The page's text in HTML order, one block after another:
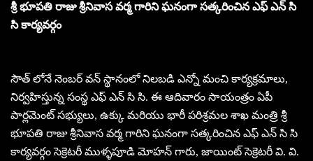
శ్రీ భూపతి రాజు శ్రీనివాస వర్మ గారిని ఘనంగా సత్కరించిన ఎఫ్ ఎన్ సి
సి కార్యవర్గం
సౌత్ లోనే నెంబర్ వన్ స్థానంలో నిలబడి ఎన్నో మంచి కార్యక్రమాలు,
నిర్వహిస్తున్న సంస్థ ఎఫ్ ఎన్ సి సి. ఈ ఆదివారం సాయంత్రం ఏపీ
పార్లమెంట్ సభ్యులు, ఉక్కు మరియు భారీ పరిశ్రమల శాఖ మంత్రి శ్రీ
భూపతి రాజు శ్రీనివాస వర్మ గారిని ఘనంగా సత్కరించిన ఎఫ్ ఎన్ సి సి
కార్యవర్గం సెక్రెటరీ ముళ్ళపూడి మోహన్ గారు, జాయింట్ సెక్రెటరీ వి. వి.